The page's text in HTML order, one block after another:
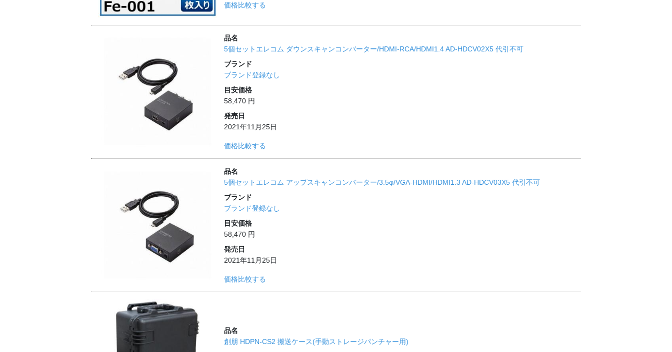
価格比較する
品名
5個セットエレコム ダウンスキャンコンバーター/HDMI‐RCA/HDMI1.4 AD-HDCV02X5 代引不可
ブランド
ブランド登録なし
目安価格
58,470 円
発売日
2021年11月25日
価格比較する
品名
5個セットエレコム アップスキャンコンバーター/3.5φ/VGA-HDMI/HDMI1.3 AD-HDCV03X5 代引不可
ブランド
ブランド登録なし
目安価格
58,470 円
発売日
2021年11月25日
価格比較する
品名
創朋 HDPN-CS2 搬送ケース(手動ストレージパンチャー用)